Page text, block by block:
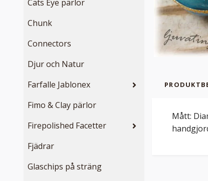
Cats Eye pärlor
Chunk
Connectors
Djur och Natur
Farfalle Jablonex
Fimo & Clay pärlor
Firepolished Facetter
Fjädrar
Glaschips på sträng
Mått: